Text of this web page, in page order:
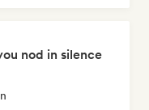
nod in silence